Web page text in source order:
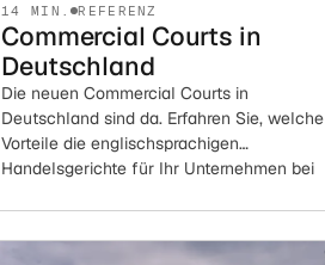
14 MIN. REFERENZ
Commercial Courts in
Deutschland
Die neuen Commercial Courts in
Deutschland sind da. Erfahren Sie, welche
Vorteile die englischsprachigen
Handelsgerichte für Ihr Unternehmen bei